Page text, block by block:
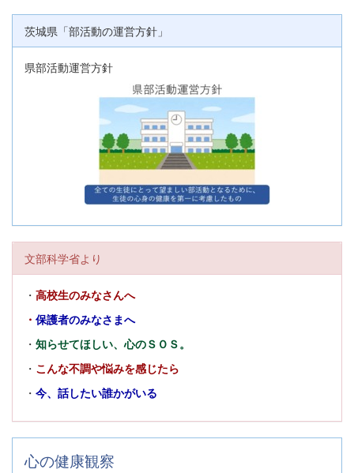
茨城県「部活動の運営方針」
県部活動運営方針
文部科学省より
・ 高校生のみなさんへ
・ 保護者のみなさまへ
・ 知らせてほしい、心のＳＯＳ。
・ こんな不調や悩みを感じたら
・ 今、話したい誰かがいる
心の健康観察